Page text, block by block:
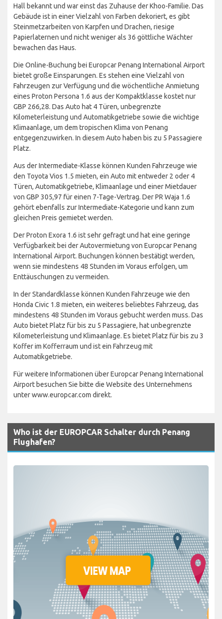
Hall bekannt und war einst das Zuhause der Khoo-Familie. Das
Gebäude ist in einer Vielzahl von Farben dekoriert, es gibt
Steinmetzarbeiten von Karpfen und Drachen, riesige
Papierlaternen und nicht weniger als 36 göttliche Wächter
bewachen das Haus.
Die Online-Buchung bei Europcar Penang International Airport
bietet große Einsparungen. Es stehen eine Vielzahl von
Fahrzeugen zur Verfügung und die wöchentliche Anmietung
eines Proton Persona 1.6 aus der Kompaktklasse kostet nur
GBP 266,28. Das Auto hat 4 Türen, unbegrenzte
Kilometerleistung und Automatikgetriebe sowie die wichtige
Klimaanlage, um dem tropischen Klima von Penang
entgegenzuwirken. In diesem Auto haben bis zu 5 Passagiere
Platz.
Aus der Intermediate-Klasse können Kunden Fahrzeuge wie
den Toyota Vios 1.5 mieten, ein Auto mit entweder 2 oder 4
Türen, Automatikgetriebe, Klimaanlage und einer Mietdauer
von GBP 305,97 für einen 7-Tage-Vertrag. Der PR Waja 1.6
gehört ebenfalls zur Intermediate-Kategorie und kann zum
gleichen Preis gemietet werden.
Der Proton Exora 1.6 ist sehr gefragt und hat eine geringe
Verfügbarkeit bei der Autovermietung von Europcar Penang
International Airport. Buchungen können bestätigt werden,
wenn sie mindestens 48 Stunden im Voraus erfolgen, um
Enttäuschungen zu vermeiden.
In der Standardklasse können Kunden Fahrzeuge wie den
Honda Civic 1.8 mieten, ein weiteres beliebtes Fahrzeug, das
mindestens 48 Stunden im Voraus gebucht werden muss. Das
Auto bietet Platz für bis zu 5 Passagiere, hat unbegrenzte
Kilometerleistung und Klimaanlage. Es bietet Platz für bis zu 3
Koffer im Kofferraum und ist ein Fahrzeug mit
Automatikgetriebe.
Für weitere Informationen über Europcar Penang International
Airport besuchen Sie bitte die Website des Unternehmens
unter www.europcar.com direkt.
Who ist der EUROPCAR Schalter durch Penang
Flughafen?